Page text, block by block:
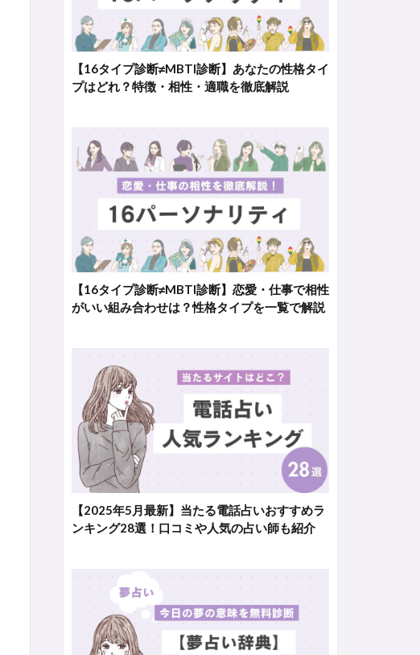
【16タイプ診断≠MBTI診断】あなたの性格タイ
プはどれ？特徴・相性・適職を徹底解説
【16タイプ診断≠MBTI診断】恋愛・仕事で相性
がいい組み合わせは？性格タイプを一覧で解説
【2025年5月最新】当たる電話占いおすすめラ
ンキング28選！口コミや人気の占い師も紹介